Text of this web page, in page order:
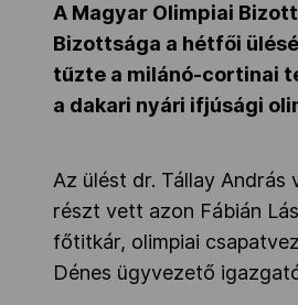
Társszervezetek
Adatbank
A Magyar Olimpiai
Bizottsága a hétfői
tűzte a milánó-cortinai
a dakari nyári ifjúsági
Az ülést dr. Tállay András
részt vett azon Fábián
főtitkár, olimpiai
Dénes ügyvezető